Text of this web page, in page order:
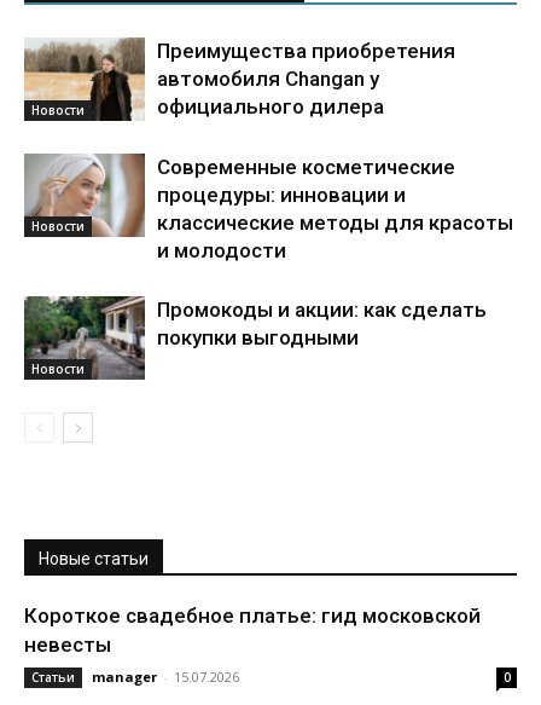
Новости
Преимущества приобретения
автомобиля Changan у
официального дилера
Новости
Современные косметические
процедуры: инновации и
классические методы для красоты
и молодости
Новости
Промокоды и акции: как сделать
покупки выгодными
Новые статьи
Короткое свадебное платье: гид московской
невесты
Статьи manager - 15.07.2026 0